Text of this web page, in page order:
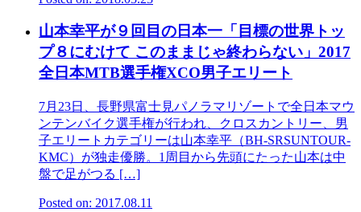
山本幸平が９回目の日本一「目標の世界トッ
プ８にむけて このままじゃ終わらない」2017
全日本MTB選手権XCO男子エリート
7月23日、長野県富士見パノラマリゾートで全日本マウ
ンテンバイク選手権が行われ、クロスカントリー、男
子エリートカテゴリーは山本幸平（BH-SRSUNTOUR-
KMC）が独走優勝。1周目から先頭にたった山本は中
盤で足がつる […]
Posted on: 2017.08.11